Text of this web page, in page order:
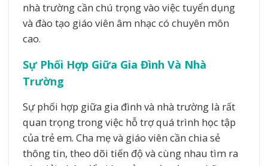
nhà trường cần chú trọng vào việc tuyển dụng
và đào tạo giáo viên âm nhạc có chuyên môn
cao.
Sự Phối Hợp Giữa Gia Đình Và Nhà
Trường
Sự phối hợp giữa gia đình và nhà trường là rất
quan trọng trong việc hỗ trợ quá trình học tập
của trẻ em. Cha mẹ và giáo viên cần chia sẻ
thông tin, theo dõi tiến độ và cùng nhau tìm ra